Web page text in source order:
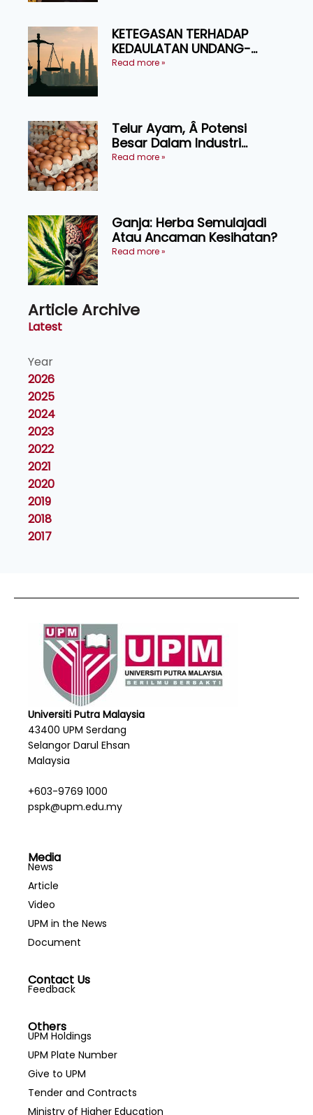
KETEGASAN TERHADAP
KEDAULATAN UNDANG-
UNDANG ASAS KEPADA
Read more »
Telur Ayam, Â Potensi
Besar Dalam Industri
Makanan, Kosmetik dan
Read more »
Ganja: Herba Semulajadi
Atau Ancaman Kesihatan?
Read more »
Article Archive
Latest
Year
2026
2025
2024
2023
2022
2021
2020
2019
2018
2017
Universiti Putra Malaysia
43400 UPM Serdang
Selangor Darul Ehsan
Malaysia
+603-9769 1000
pspk@upm.edu.my
Media
News
Article
Video
UPM in the News
Document
Contact Us
Feedback
Others
UPM Holdings
UPM Plate Number
Give to UPM
Tender and Contracts
Ministry of Higher Education